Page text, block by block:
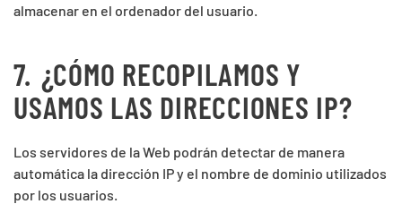
almacenar en el ordenador del usuario.
7. ¿CÓMO RECOPILAMOS Y
USAMOS LAS DIRECCIONES IP?
Los servidores de la Web podrán detectar de manera
automática la dirección IP y el nombre de dominio utilizados
por los usuarios.